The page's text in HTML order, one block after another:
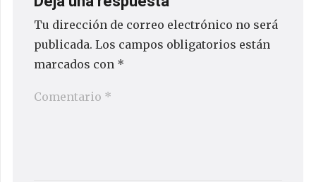
Tu dirección de correo electrónico no será
publicada. Los campos obligatorios están
marcados con *